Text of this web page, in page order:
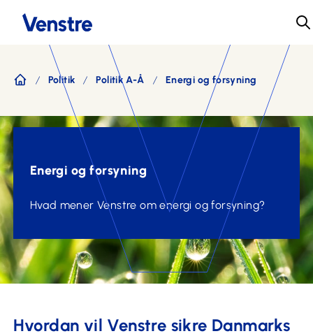
Politik Politik A-Å Energi og forsyning
Energi og forsyning
Hvad mener Venstre om energi og forsyning?
Hvordan vil Venstre sikre Danmarks